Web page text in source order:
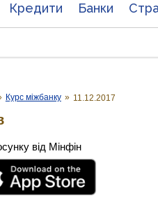
Кредити Банки
Курс міжбанку » 11.12.2017
від Мінфін